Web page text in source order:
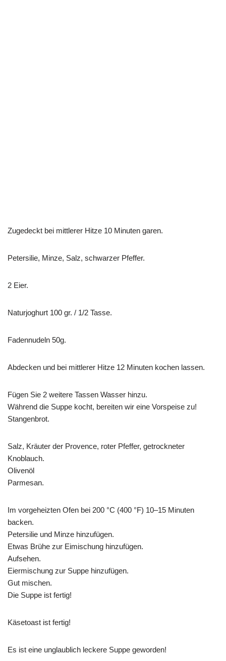
Zugedeckt bei mittlerer Hitze 10 Minuten garen.
Petersilie, Minze, Salz, schwarzer Pfeffer.
2 Eier.
Naturjoghurt 100 gr. / 1/2 Tasse.
Fadennudeln 50g.
Abdecken und bei mittlerer Hitze 12 Minuten kochen lassen.
Fügen Sie 2 weitere Tassen Wasser hinzu.
Während die Suppe kocht, bereiten wir eine Vorspeise zu!
Stangenbrot.
Salz, Kräuter der Provence, roter Pfeffer, getrockneter
Knoblauch.
Olivenöl
Parmesan.
Im vorgeheizten Ofen bei 200 °C (400 °F) 10–15 Minuten
backen.
Petersilie und Minze hinzufügen.
Etwas Brühe zur Eimischung hinzufügen.
Aufsehen.
Eiermischung zur Suppe hinzufügen.
Gut mischen.
Die Suppe ist fertig!
Käsetoast ist fertig!
Es ist eine unglaublich leckere Suppe geworden!